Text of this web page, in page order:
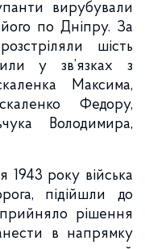
вирубували
його по Дніпру. За
шість
у зв’язках з
Максима,
Федору,
Володимира,
року війська
підійшли до
рішення
в напрямку